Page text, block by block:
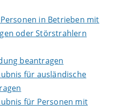
in Betrieben mit
oder Störstrahlern
beantragen
für ausländische
für Personen mit